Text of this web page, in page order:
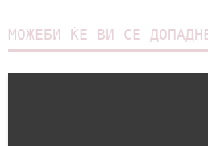
МОЖЕБИ ЌЕ ВИ СЕ